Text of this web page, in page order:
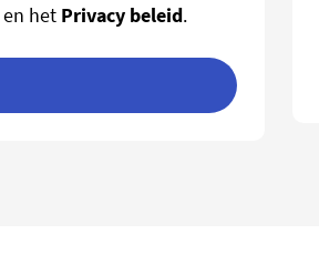
en het Privacy beleid.